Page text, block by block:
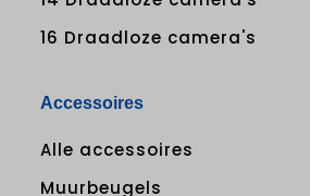
16 Draadloze camera's
Accessoires
Alle accessoires
Muurbeugels